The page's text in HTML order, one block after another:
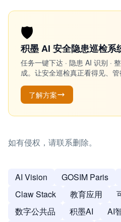
🛡️
积墨 AI 安全隐患巡检系
任务一键下达 · 隐患 AI 识别 ·
成。让安全巡检真正看得见、管
了解方案
如有侵权，请联系删除。
AI Vision GOSIM Paris
Claw Stack
教育应用
数字公共品
积墨AI AI